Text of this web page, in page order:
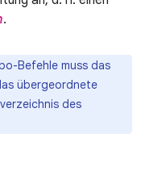
.
Befehle muss das
übergeordnete
des